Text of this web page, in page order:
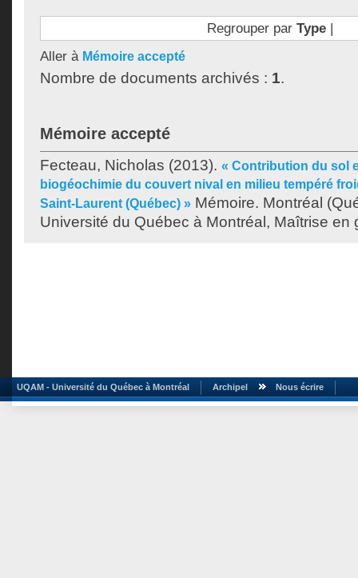
Regrouper par Type|
Aller à Mémoire accepté
Nombre de documents archivés : 1.
Mémoire accepté
Fecteau, Nicholas (2013). « Contribution du sol
biogéochimie du couvert nival en milieu tempéré
Saint-Laurent (Québec) » Mémoire. Montréal
Université du Québec à Montréal, Maîtrise en
UQAM - Université du Québec à Montréal Archipel Nous écrire